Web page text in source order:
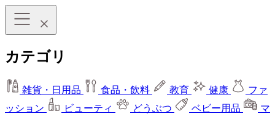
カテゴリ
雑貨・日用品 食品・飲料 教育 健康
ファ
ッション
ビューティ どうぶつ ベビー用品
マ